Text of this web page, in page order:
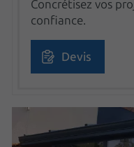
Concrétisez vos
confiance.
Devis